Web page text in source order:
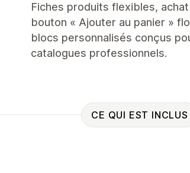
Fiches produits flexibles,
bouton « Ajouter au panier »
blocs personnalisés conçus
catalogues professionnels.
CE QUI EST INCLUS